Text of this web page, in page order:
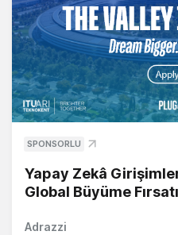
SPONSORLU
Yapay Zekâ
Global Büyüme
Adrazzi